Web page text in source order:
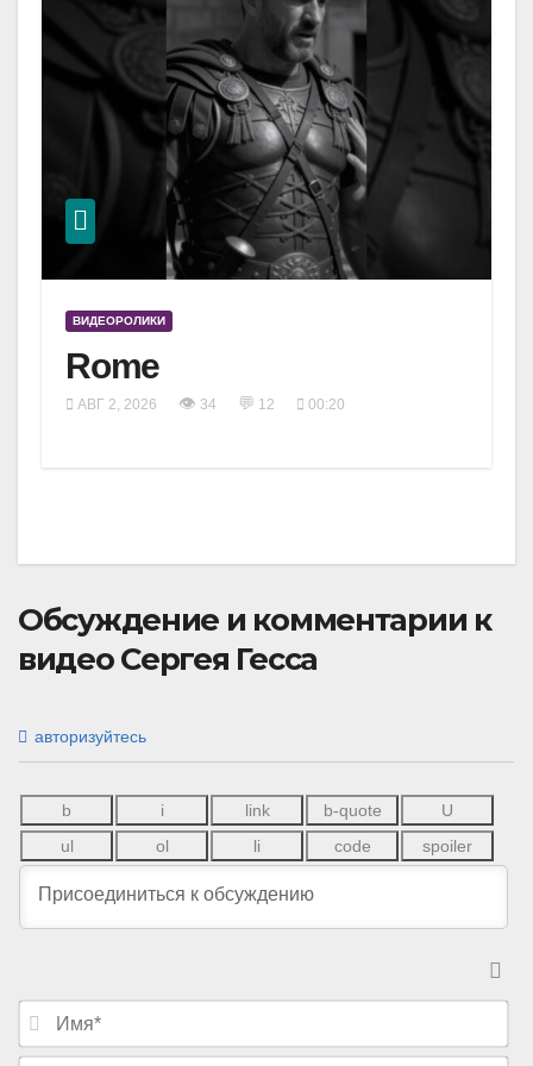
ВИДЕОРОЛИКИ
Rome
АВГ 2, 2026 👁 34 💬 12 00:20
Обсуждение и комментарии к
видео Сергея Гесса
авторизуйтесь
И
я